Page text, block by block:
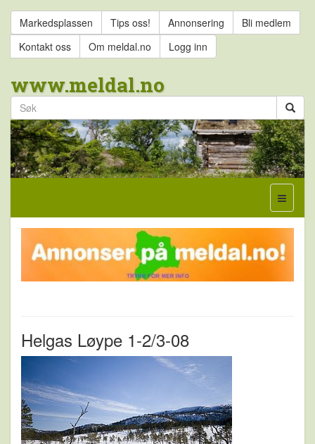
Markedsplassen Tips oss! Annonsering
Bli medlem
Kontakt oss
Om meldal.no Logg inn
www.meldal.no
Helgas Løype 1-2/3-08